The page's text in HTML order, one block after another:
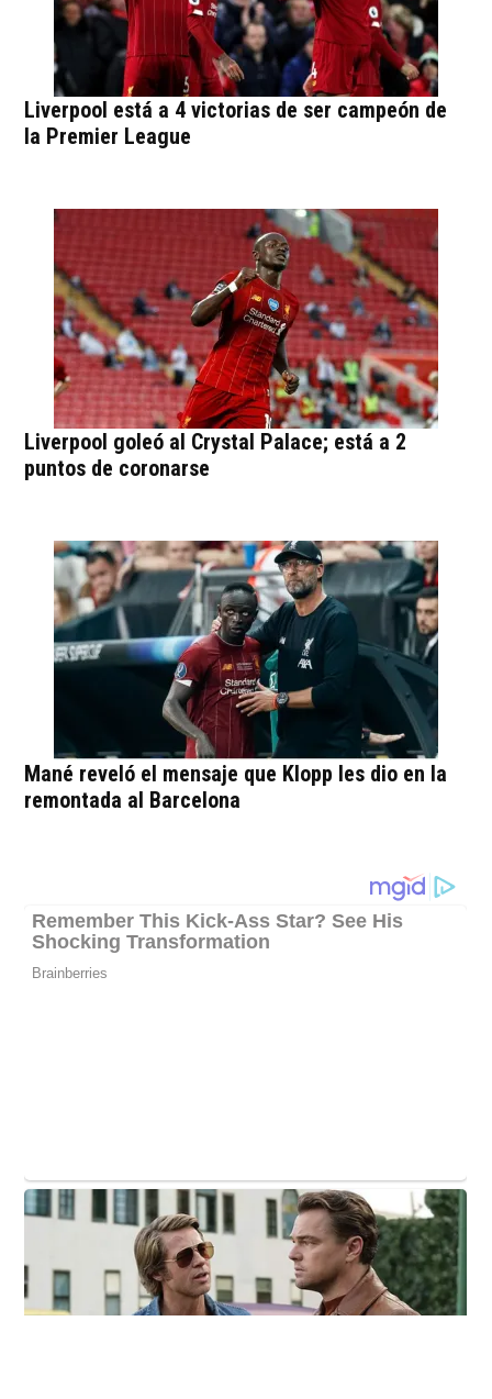
Liverpool está a 4 victorias de ser campeón de
la Premier League
Liverpool goleó al Crystal Palace; está a 2
puntos de coronarse
Mané reveló el mensaje que Klopp les dio en la
remontada al Barcelona